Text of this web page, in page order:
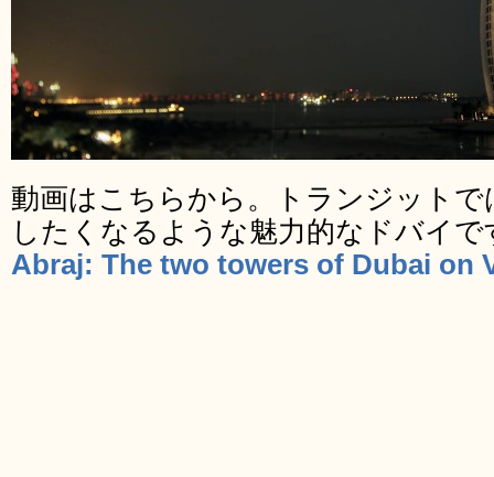
動画はこちらから。トランジット
したくなるような魅力的なドバイで
Abraj: The two towers of Dubai on